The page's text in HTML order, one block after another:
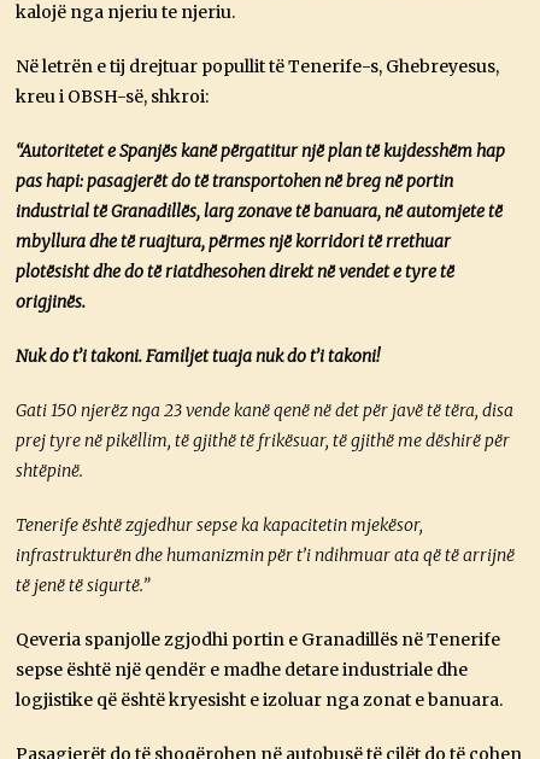
kalojë nga njeriu te njeriu.
Në letrën e tij drejtuar popullit të Tenerife-s, Ghebreyesus,
kreu i OBSH-së, shkroi:
“Autoritetet e Spanjës kanë përgatitur një plan të kujdesshëm hap
pas hapi: pasagjerët do të transportohen në breg në portin
industrial të Granadillës, larg zonave të banuara, në automjete të
mbyllura dhe të ruajtura, përmes një korridori të rrethuar
plotësisht dhe do të riatdhesohen direkt në vendet e tyre të
origjinës.
Nuk do t’i takoni. Familjet tuaja nuk do t’i takoni!
Gati 150 njerëz nga 23 vende kanë qenë në det për javë të tëra, disa
prej tyre në pikëllim, të gjithë të frikësuar, të gjithë me dëshirë për
shtëpinë.
Tenerife është zgjedhur sepse ka kapacitetin mjekësor,
infrastrukturën dhe humanizmin për t’i ndihmuar ata që të arrijnë
të jenë të sigurtë.”
Qeveria spanjolle zgjodhi portin e Granadillës në Tenerife
sepse është një qendër e madhe detare industriale dhe
logjistike që është kryesisht e izoluar nga zonat e banuara.
Pasagjerët do të shoqërohen në autobusë të cilët do të çohen